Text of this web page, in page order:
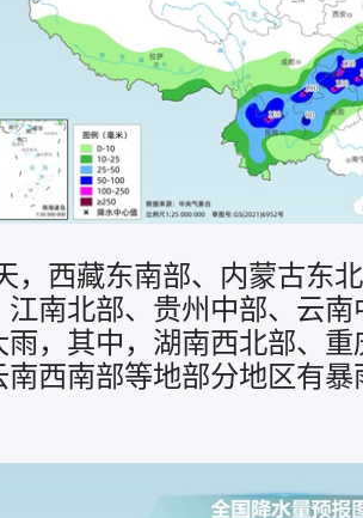
，西藏东南部、内蒙古东
江南北部、贵州中部、云
雨，其中，湖南西北部、
南西南部等地部分地区有